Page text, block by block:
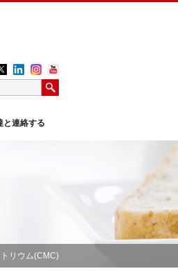
と連絡する
リウム(CMC)